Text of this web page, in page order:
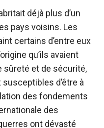
déjà plus d’un
pays voisins. Les
certains d’entre eux
qu’ils avaient
sûreté et de sécurité,
d’être à
des fondements
des
ont dévasté